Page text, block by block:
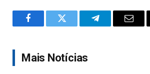
FacebookTwitter TelegramEmail
Mais Notícias